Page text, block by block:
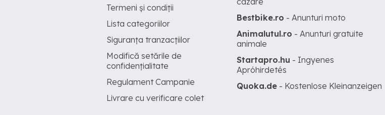
Termeni și condiții
Lista categoriilor
Siguranța tranzacțiilor
Modifică setările de
confidențialitate
Regulament Campanie
Livrare cu verificare colet
Bestbike.ro - Anunturi moto
Animalutul.ro - Anunturi gratuite
animale
Startapro.hu - Ingyenes
Apróhirdetés
Quoka.de - Kostenlose Kleinanzeigen